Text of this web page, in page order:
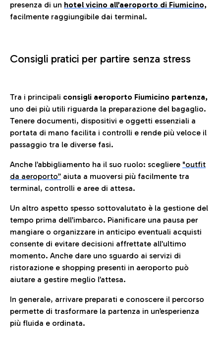
presenza di un hotel vicino all’aeroporto di Fiumicino,
facilmente raggiungibile dai terminal.
Consigli pratici per partire senza stress
Tra i principali consigli aeroporto Fiumicino partenza,
uno dei più utili riguarda la preparazione del bagaglio.
Tenere documenti, dispositivi e oggetti essenziali a
portata di mano facilita i controlli e rende più veloce il
passaggio tra le diverse fasi.
Anche l’abbigliamento ha il suo ruolo: scegliere "outfit
da aeroporto” aiuta a muoversi più facilmente tra
terminal, controlli e aree di attesa.
Un altro aspetto spesso sottovalutato è la gestione del
tempo prima dell’imbarco. Pianificare una pausa per
mangiare o organizzare in anticipo eventuali acquisti
consente di evitare decisioni affrettate all’ultimo
momento. Anche dare uno sguardo ai servizi di
ristorazione e shopping presenti in aeroporto può
aiutare a gestire meglio l’attesa.
In generale, arrivare preparati e conoscere il percorso
permette di trasformare la partenza in un’esperienza
più fluida e ordinata.